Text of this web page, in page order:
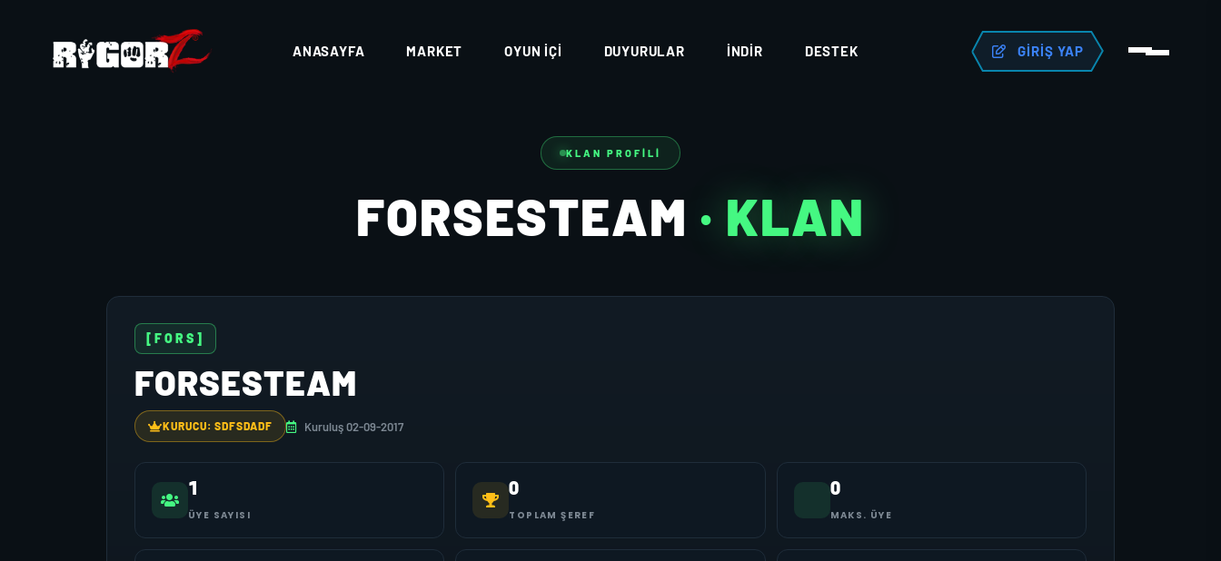
ANASAYFA MARKET OYUN İÇI DUYURULAR İNDIR DESTEK GIRIŞ YAP
KLAN PROFILI
FORSESTEAM · KLAN
[FORS]
FORSESTEAM
KURUCU: SDFSDADF Kuruluş 02-09-2017
1
ÜYE SAYISI
0
TOPLAM ŞEREF
0
MAKS. ÜYE